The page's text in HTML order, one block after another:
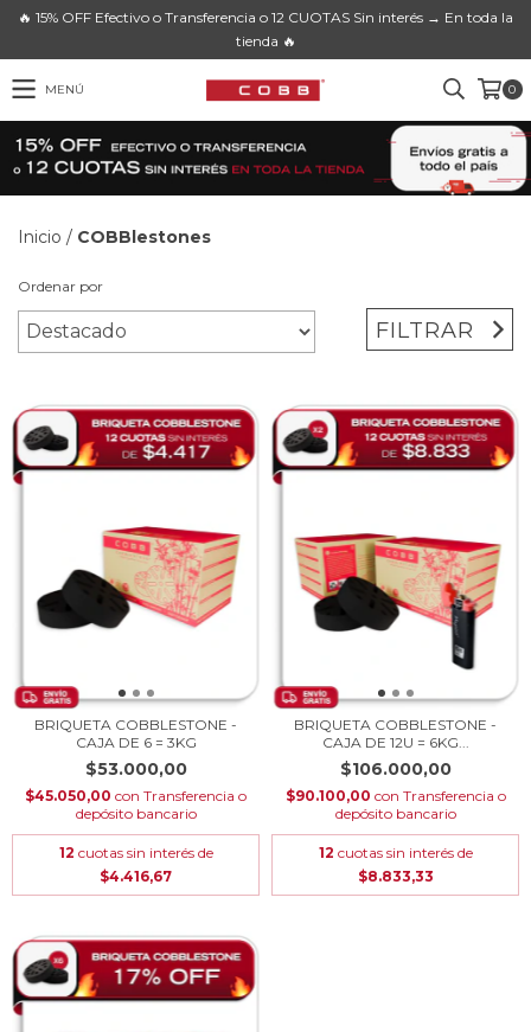
🔥 15% OFF Efectivo o Transferencia o 12 CUOTAS Sin interés → En toda la
tienda 🔥
MENÚ 0
Inicio / COBBlestones
Ordenar por
FILTRAR
BRIQUETA COBBLESTONE -
CAJA DE 6 = 3KG
$53.000,00
$45.050,00 con Transferencia o
depósito bancario
12 cuotas sin interés de
$4.416,67
BRIQUETA COBBLESTONE -
CAJA DE 12U = 6KG...
$106.000,00
$90.100,00 con Transferencia o
depósito bancario
12 cuotas sin interés de
$8.833,33